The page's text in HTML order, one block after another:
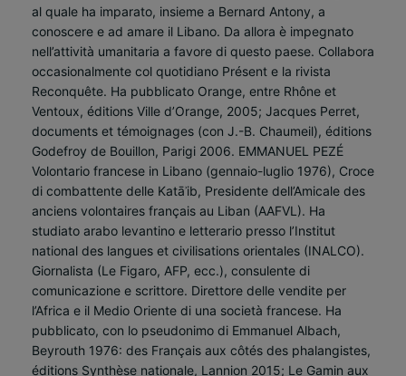
al quale ha imparato, insieme a Bernard Antony, a
conoscere e ad amare il Libano. Da allora è impegnato
nell’attività umanitaria a favore di questo paese. Collabora
occasionalmente col quotidiano Présent e la rivista
Reconquête. Ha pubblicato Orange, entre Rhône et
Ventoux, éditions Ville d’Orange, 2005; Jacques Perret,
documents et témoignages (con J.-B. Chaumeil), éditions
Godefroy de Bouillon, Parigi 2006. EMMANUEL PEZÉ
Volontario francese in Libano (gennaio-luglio 1976), Croce
di combattente delle Katāʾib, Presidente dell’Amicale des
anciens volontaires français au Liban (AAFVL). Ha
studiato arabo levantino e letterario presso l’Institut
national des langues et civilisations orientales (INALCO).
Giornalista (Le Figaro, AFP, ecc.), consulente di
comunicazione e scrittore. Direttore delle vendite per
l’Africa e il Medio Oriente di una società francese. Ha
pubblicato, con lo pseudonimo di Emmanuel Albach,
Beyrouth 1976: des Français aux côtés des phalangistes,
éditions Synthèse nationale, Lannion 2015; Le Gamin aux